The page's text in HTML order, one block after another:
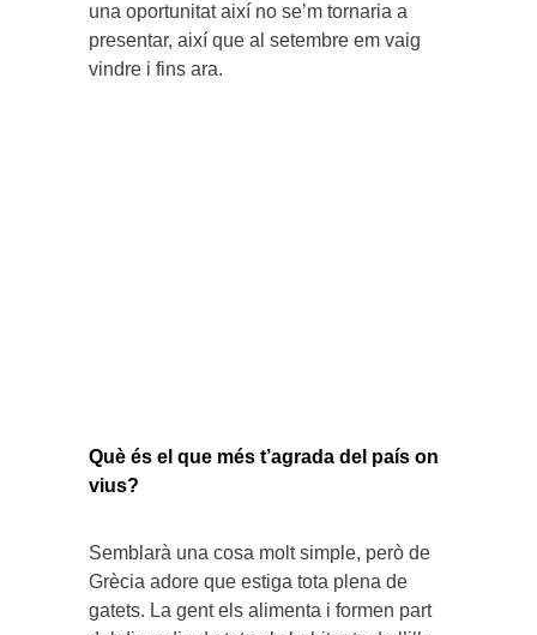
una oportunitat així no se’m tornaria a
presentar, així que al setembre em vaig
vindre i fins ara.
Què és el que més t’agrada del país on
vius?
Semblarà una cosa molt simple, però de
Grècia adore que estiga tota plena de
gatets. La gent els alimenta i formen part